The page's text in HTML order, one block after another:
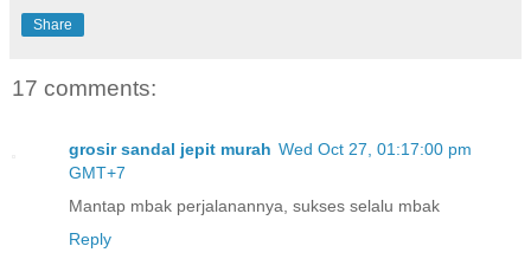
Share
17 comments:
grosir sandal jepit murah Wed Oct 27, 01:17:00 pm
GMT+7
Mantap mbak perjalanannya, sukses selalu mbak
Reply